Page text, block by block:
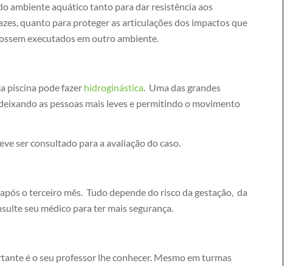
ambiente aquático tanto para dar resistência aos
quanto para proteger as articulações dos impactos que
executados em outro ambiente.
piscina pode fazer hidroginástica . Uma das grandes
as pessoas mais leves e permitindo o movimento
ser consultado para a avaliação do caso.
o terceiro mês. Tudo depende do risco da gestação, da
seu médico para ter mais segurança.
é o seu professor lhe conhecer. Mesmo em turmas